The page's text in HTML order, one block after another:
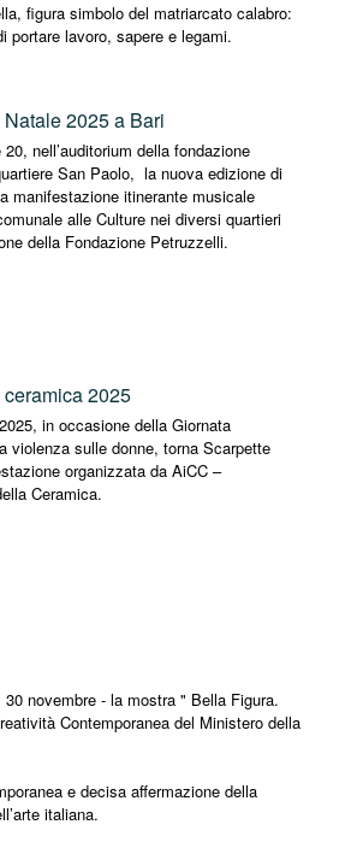
figura simbolo del matriarcato calabro:
portare lavoro, sapere e legami.
2025 a Bari
nell’auditorium della fondazione
San Paolo, la nuova edizione di
manifestazione itinerante musicale
alle Culture nei diversi quartieri
della Fondazione Petruzzelli.
2025
in occasione della Giornata
violenza sulle donne, torna Scarpette
organizzata da AiCC –
Ceramica.
novembre - la mostra " Bella Figura.
Contemporanea del Ministero della
e decisa affermazione della
italiana.